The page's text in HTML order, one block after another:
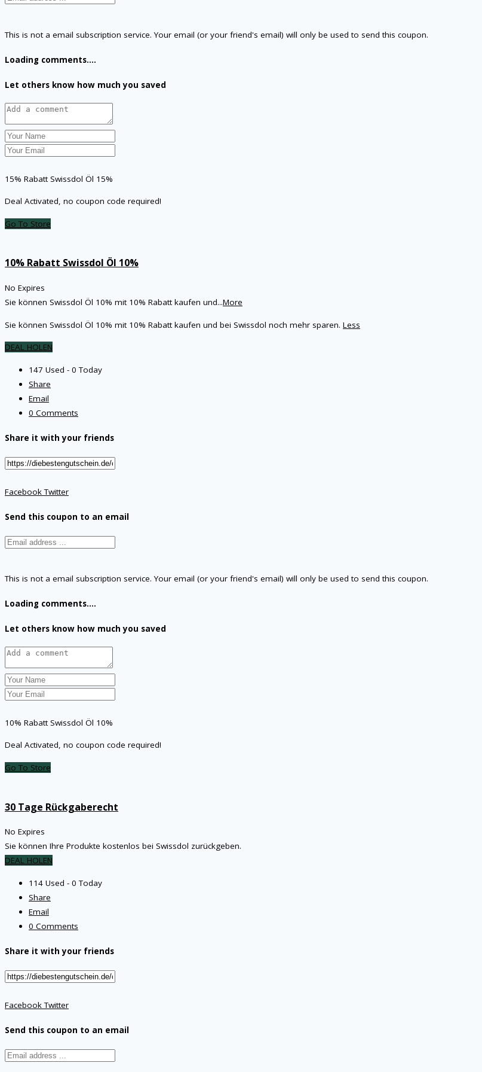
This is not a email subscription service. Your email (or your friend's email) will only be used to send this coupon.
Loading comments....
Let others know how much you saved
15% Rabatt Swissdol Öl 15%
Deal Activated, no coupon code required!
Go To Store
10% Rabatt Swissdol Öl 10%
No Expires
Sie können Swissdol Öl 10% mit 10% Rabatt kaufen und...More
Sie können Swissdol Öl 10% mit 10% Rabatt kaufen und bei Swissdol noch mehr sparen. Less
DEAL HOLEN
147 Used - 0 Today
Share
Email
0 Comments
Share it with your friends
FacebookTwitter
Send this coupon to an email
This is not a email subscription service. Your email (or your friend's email) will only be used to send this coupon.
Loading comments....
Let others know how much you saved
10% Rabatt Swissdol Öl 10%
Deal Activated, no coupon code required!
Go To Store
30 Tage Rückgaberecht
No Expires
Sie können Ihre Produkte kostenlos bei Swissdol zurückgeben.
DEAL HOLEN
114 Used - 0 Today
Share
Email
0 Comments
Share it with your friends
FacebookTwitter
Send this coupon to an email